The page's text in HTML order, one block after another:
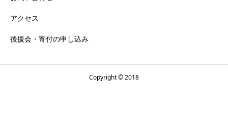
アクセス
後援会・寄付の申し込み
Copyright © 2018